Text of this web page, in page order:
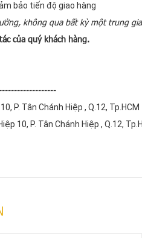
tiến độ giao hàng
không qua bất kỳ một trung
của quý khách hàng.
P. Tân Chánh Hiệp , Q.12, Tp.HCM
10, P. Tân Chánh Hiệp , Q.12,